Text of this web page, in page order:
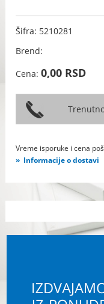
Šifra: 5210281
Brend:
Cena:0,00 RSD
Vreme isporuke i cena
Informacije o dostavi